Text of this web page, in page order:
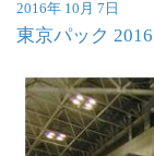
2016年 10月 7日
東京パック